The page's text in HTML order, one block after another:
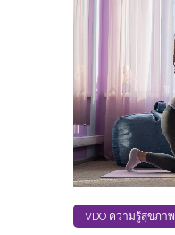
VDO ความรู้สุขภาพ